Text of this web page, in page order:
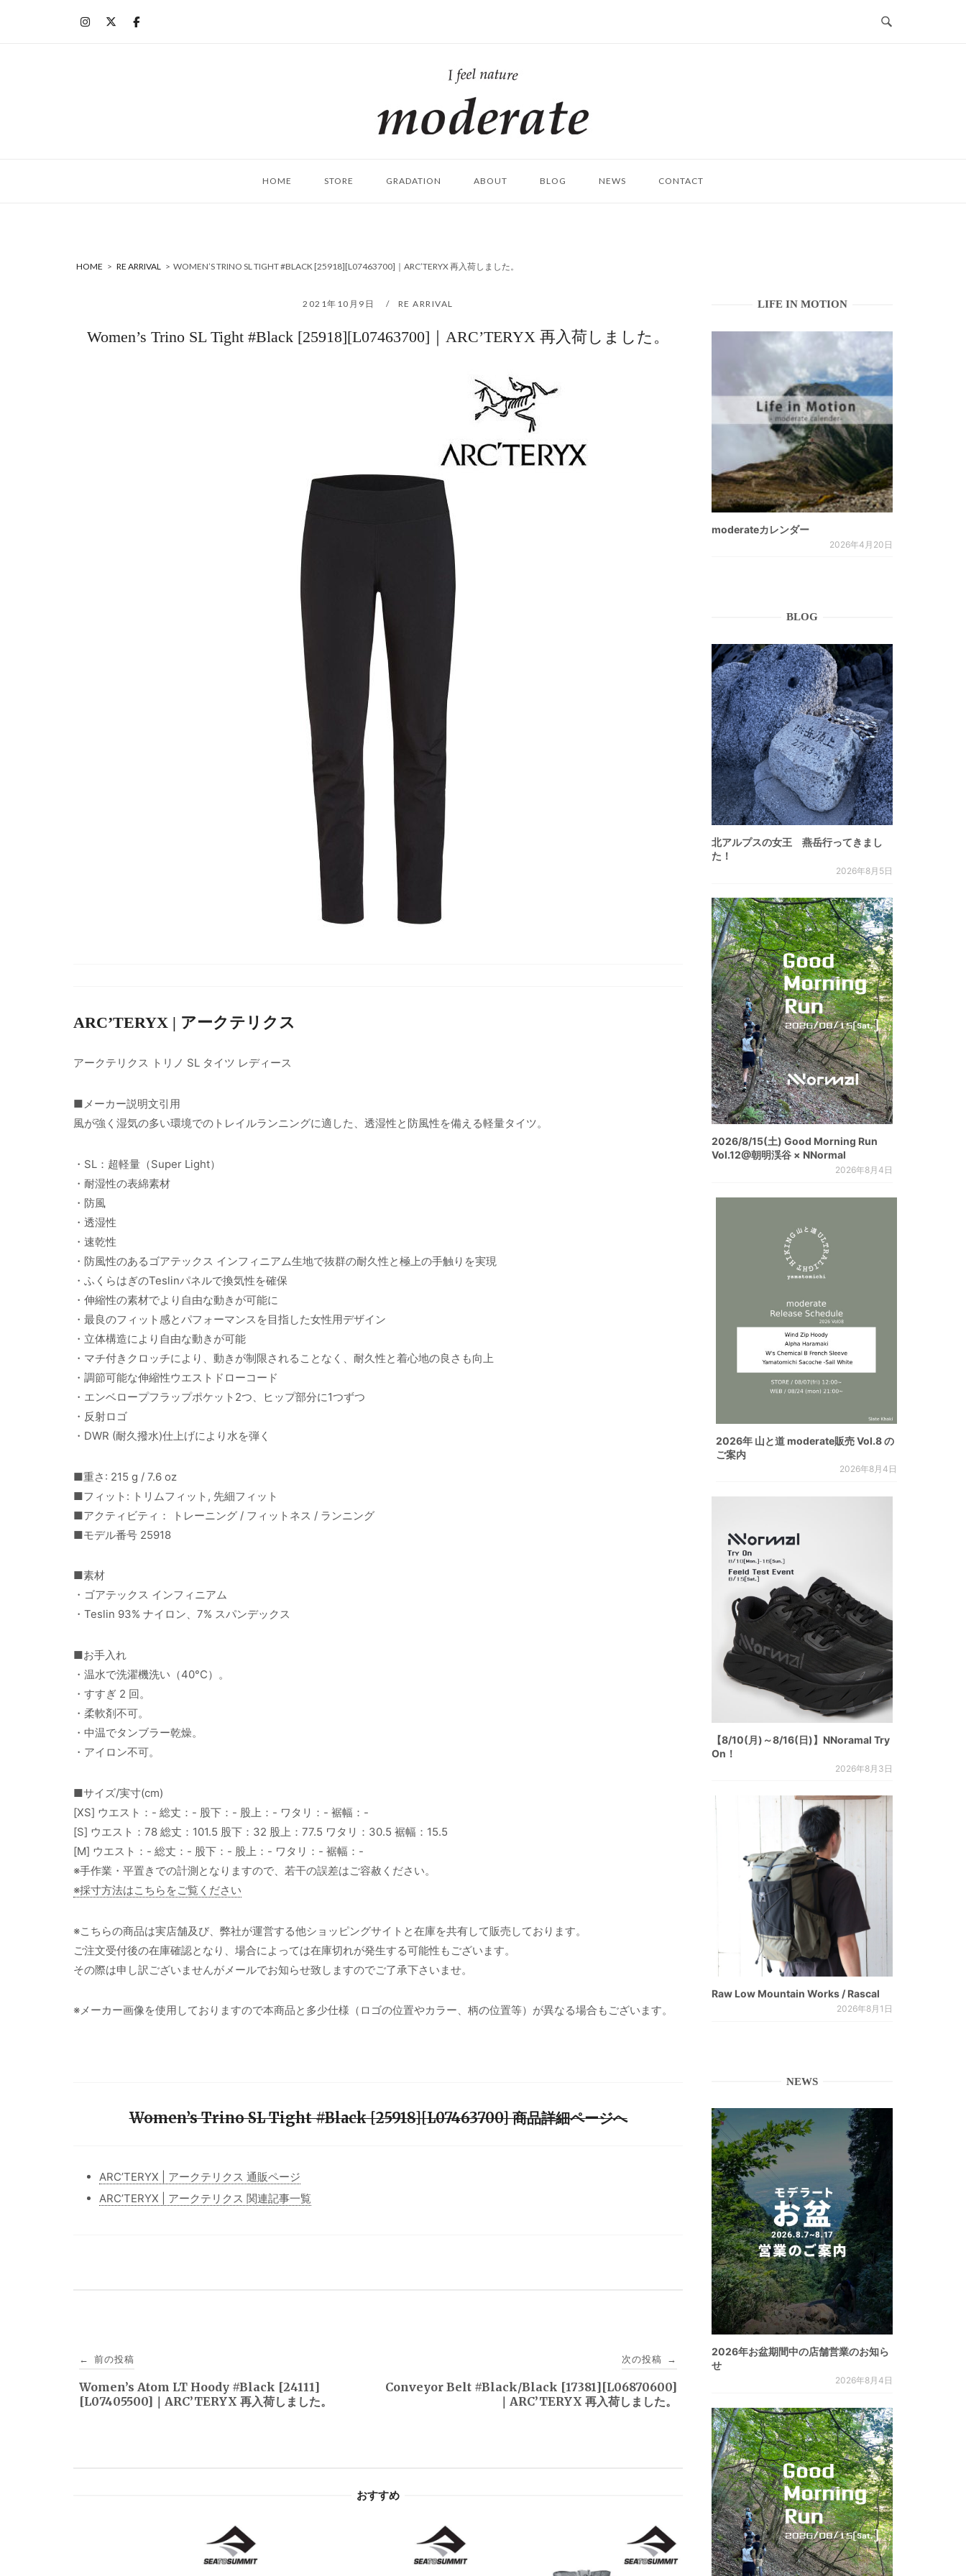
ム
HOME STORE GRADATION ABOUT BLOG NEWS CONTACT
HOME > RE ARRIVAL > WOMEN’S TRINO SL TIGHT #BLACK [25918][L07463700]｜ARC’TERYX 再入荷しました。
2021年10月9日 RE ARRIVAL
Women’s Trino SL Tight #Black [25918][L07463700]｜ARC’TERYX 再入荷しました。
ARC’TERYX | アークテリクス
アークテリクス トリノ SL タイツ レディース
■メーカー説明文引用
風が強く湿気の多い環境でのトレイルランニングに適した、透湿性と防風性を備える軽量タイツ。
・SL：超軽量（Super Light）
・耐湿性の表綿素材
・防風
・透湿性
・速乾性
・防風性のあるゴアテックス インフィニアム生地で抜群の耐久性と極上の手触りを実現
・ふくらはぎのTeslinパネルで換気性を確保
・伸縮性の素材でより自由な動きが可能に
・最良のフィット感とパフォーマンスを目指した女性用デザイン
・立体構造により自由な動きが可能
・マチ付きクロッチにより、動きが制限されることなく、耐久性と着心地の良さも向上
・調節可能な伸縮性ウエストドローコード
・エンベロープフラップポケット2つ、ヒップ部分に1つずつ
・反射ロゴ
・DWR (耐久撥水)仕上げにより水を弾く
■重さ: 215 g / 7.6 oz
■フィット: トリムフィット, 先細フィット
■アクティビティ： トレーニング / フィットネス / ランニング
■モデル番号 25918
■素材
・ゴアテックス インフィニアム
・Teslin 93% ナイロン、7% スパンデックス
■お手入れ
・温水で洗濯機洗い（40°C）。
・すすぎ 2 回。
・柔軟剤不可。
・中温でタンブラー乾燥。
・アイロン不可。
■サイズ/実寸(cm)
[XS] ウエスト：- 総丈：- 股下：- 股上：- ワタリ：- 裾幅：-
[S] ウエスト：78 総丈：101.5 股下：32 股上：77.5 ワタリ：30.5 裾幅：15.5
[M] ウエスト：- 総丈：- 股下：- 股上：- ワタリ：- 裾幅：-
※手作業・平置きでの計測となりますので、若干の誤差はご容赦ください。
※採寸方法はこちらをご覧ください
※こちらの商品は実店舗及び、弊社が運営する他ショッピングサイトと在庫を共有して販売しております。
ご注文受付後の在庫確認となり、場合によっては在庫切れが発生する可能性もございます。
その際は申し訳ございませんがメールでお知らせ致しますのでご了承下さいませ。
※メーカー画像を使用しておりますので本商品と多少仕様（ロゴの位置やカラー、柄の位置等）が異なる場合もございます。
Women’s Trino SL Tight #Black [25918][L07463700] 商品詳細ページへ
ARC’TERYX | アークテリクス 通販ページ
ARC’TERYX | アークテリクス 関連記事一覧
稿
ナ
← 前の投稿
Women’s Atom LT Hoody #Black [24111]
[L07405500]｜ARC’TERYX 再入荷しました。
次の投稿 →
Conveyor Belt #Black/Black [17381][L06870600]
｜ARC’TERYX 再入荷しました。
おすすめ
LIFE IN MOTION
moderateカレンダー
2026年4月20日
BLOG
北アルプスの女王 燕岳行ってきまし
た！
2026年8月5日
2026/8/15(土) Good Morning Run
Vol.12@朝明渓谷 × NNormal
2026年8月4日
2026年 山と道 moderate販売 Vol.8 の
ご案内
2026年8月4日
【8/10(月)～8/16(日)】NNoramal Try
On！
2026年8月3日
Raw Low Mountain Works / Rascal
2026年8月1日
NEWS
2026年お盆期間中の店舗営業のお知ら
せ
2026年8月4日